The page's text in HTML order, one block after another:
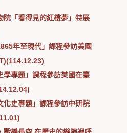
院「看得見的紅樓夢」特展
年至現代」課程參訪美國
學專題」課程參訪美國在臺
化史專題」課程參訪中研院